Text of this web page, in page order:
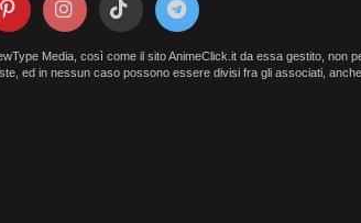
Media, così come il sito AnimeClick.it da essa gestito, non
ed in nessun caso possono essere divisi fra gli associati,